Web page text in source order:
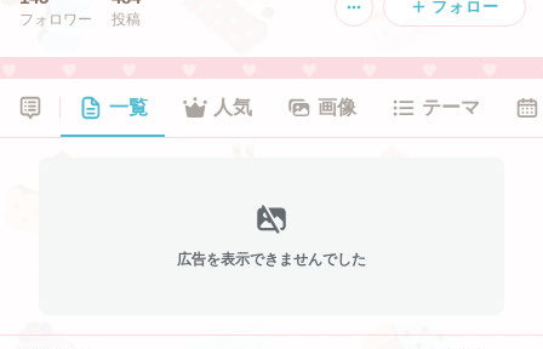
フォロワー 投稿
フォロー
一覧 人気 画像 テーマ
広告を表示できませんでした